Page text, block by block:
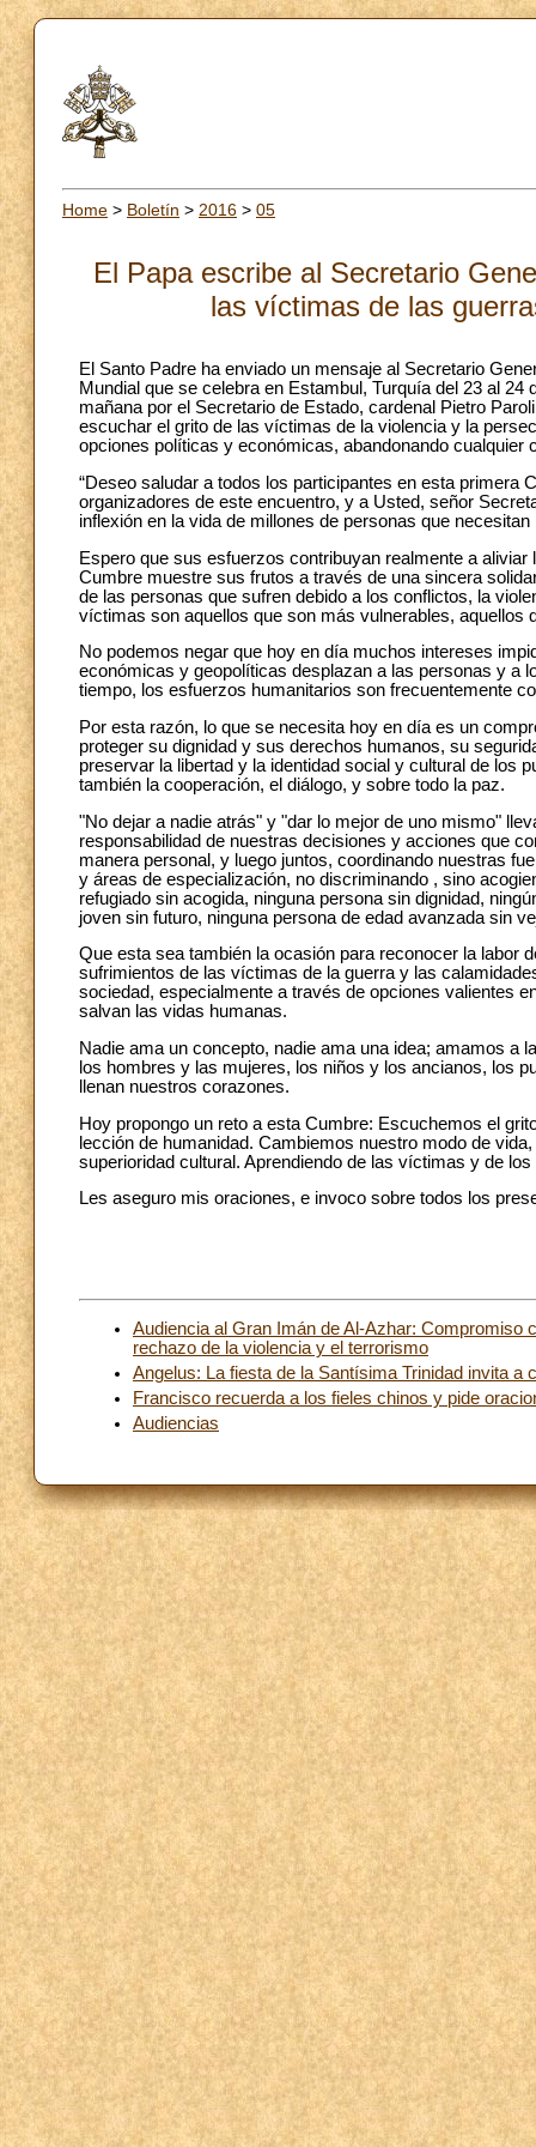
Home > Boletín > 2016 > 05
El Papa escribe al Secretario
las víctimas de las
El Santo Padre ha enviado un mensaje al Secretario
Mundial que se celebra en Estambul, Turquía del 23 al
mañana por el Secretario de Estado, cardenal Pietro
escuchar el grito de las víctimas de la violencia y la
opciones políticas y económicas, abandonando cualquier
“Deseo saludar a todos los participantes en esta primera
organizadores de este encuentro, y a Usted, señor
inflexión en la vida de millones de personas que
Espero que sus esfuerzos contribuyan realmente a
Cumbre muestre sus frutos a través de una sincera
de las personas que sufren debido a los conflictos, la
víctimas son aquellos que son más vulnerables, aquellos
No podemos negar que hoy en día muchos intereses
económicas y geopolíticas desplazan a las personas y a
tiempo, los esfuerzos humanitarios son frecuentemente
Por esta razón, lo que se necesita hoy en día es un
proteger su dignidad y sus derechos humanos, su
preservar la libertad y la identidad social y cultural de los
también la cooperación, el diálogo, y sobre todo la paz.
"No dejar a nadie atrás" y "dar lo mejor de uno mismo"
responsabilidad de nuestras decisiones y acciones que
manera personal, y luego juntos, coordinando nuestras
y áreas de especialización, no discriminando , sino
refugiado sin acogida, ninguna persona sin dignidad,
joven sin futuro, ninguna persona de edad avanzada sin
Que esta sea también la ocasión para reconocer la labor
sufrimientos de las víctimas de la guerra y las
sociedad, especialmente a través de opciones valientes
salvan las vidas humanas.
Nadie ama un concepto, nadie ama una idea; amamos a
los hombres y las mujeres, los niños y los ancianos, los
llenan nuestros corazones.
Hoy propongo un reto a esta Cumbre: Escuchemos el
lección de humanidad. Cambiemos nuestro modo de
superioridad cultural. Aprendiendo de las víctimas y de
Les aseguro mis oraciones, e invoco sobre todos los
Audiencia al Gran Imán de Al-Azhar: Compromiso
rechazo de la violencia y el terrorismo
Angelus: La fiesta de la Santísima Trinidad invita
Francisco recuerda a los fieles chinos y pide
Audiencias